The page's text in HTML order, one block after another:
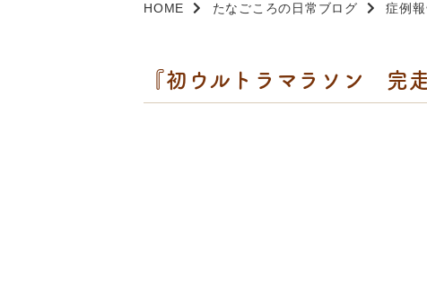
HOME たなごころの日常ブログ 症例
『初ウルトラマラソン